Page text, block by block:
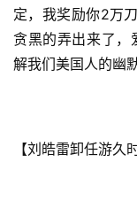
定，我奖励你2万
贪黑的弄出来了，
解我们美国人的幽
【刘皓雷卸任游久